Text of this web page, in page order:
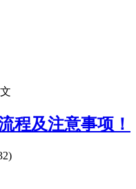
程及注意事项！